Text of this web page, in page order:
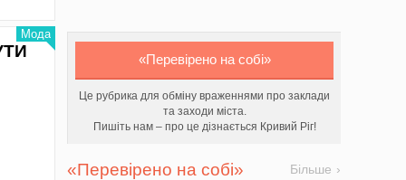
Мода
«Перевірено на собі»
Це рубрика для обміну враженнями про заклади
та заходи міста.
Пишіть нам – про це дізнається Кривий Ріг!
«Перевірено на собі» Більше